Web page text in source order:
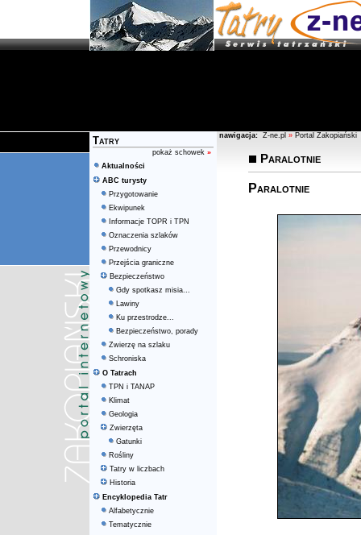
Tatry
pokaż schowek »
Aktualności
ABC turysty
Przygotowanie
Ekwipunek
Informacje TOPR i TPN
Oznaczenia szlaków
Przewodnicy
Przejścia graniczne
Bezpieczeństwo
Gdy spotkasz misia...
Lawiny
Ku przestrodze...
Bezpieczeństwo, porady
Zwierzę na szlaku
Schroniska
O Tatrach
TPN i TANAP
Klimat
Geologia
Zwierzęta
Gatunki
Rośliny
Tatry w liczbach
Historia
Encyklopedia Tatr
Alfabetycznie
Tematycznie
nawigacja: Z-ne.pl » Portal Zakopiański
Paralotnie
Paralotnie